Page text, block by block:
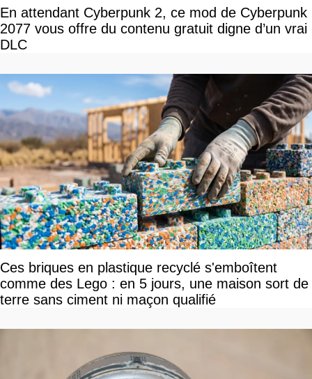
En attendant Cyberpunk 2, ce mod de Cyberpunk
2077 vous offre du contenu gratuit digne d’un vrai
DLC
Ces briques en plastique recyclé s'emboîtent
comme des Lego : en 5 jours, une maison sort de
terre sans ciment ni maçon qualifié